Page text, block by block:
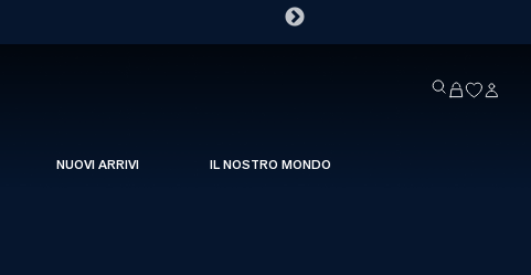
NUOVI ARRIVI IL NOSTRO MONDO